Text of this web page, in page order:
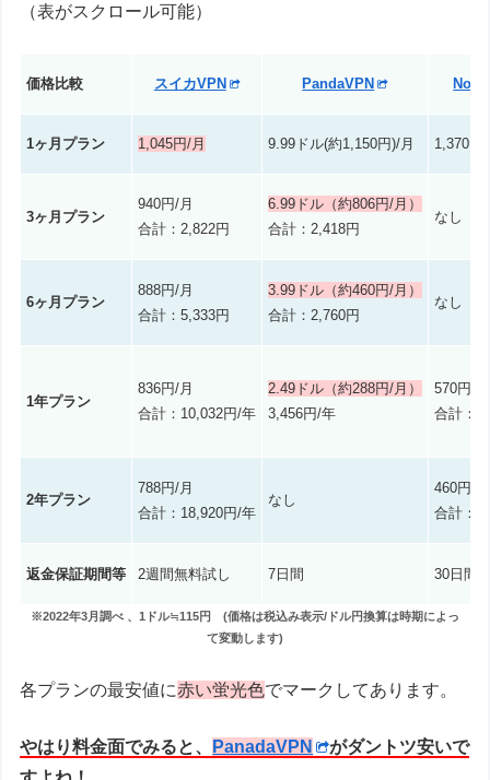
（表がスクロール可能）
価格比較 スイカVPN PandaVPN
1ヶ月プラン 1,045円/月 9.99ドル(約1,150円)/月 1,370円
3ヶ月プラン
940円/月
合計：2,822円
6.99ドル（約806円/月）
合計：2,418円
なし
6ヶ月プラン
888円/月
合計：5,333円
3.99ドル（約460円/月）
合計：2,760円
なし
1年プラン
836円/月
合計：10,032円/年
2.49ドル（約288円/月）
3,456円/年
570円/月
合計：
2年プラン
788円/月
合計：18,920円/年
なし
460円/月
合計：
返金保証期間等 2週間無料試し 7日間 30日間
※2022年3月調べ 、1ドル≒115円 (価格は税込み表示/ドル円換算は時期によっ
て変動します)
各プランの最安値に赤い蛍光色でマークしてあります。
やはり料金面でみると、 PanadaVPN
がダントツ安いで